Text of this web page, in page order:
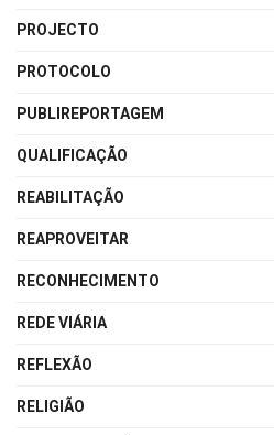
PROJECTO
PROTOCOLO
PUBLIREPORTAGEM
QUALIFICAÇÃO
REABILITAÇÃO
REAPROVEITAR
RECONHECIMENTO
REDE VIÁRIA
REFLEXÃO
RELIGIÃO